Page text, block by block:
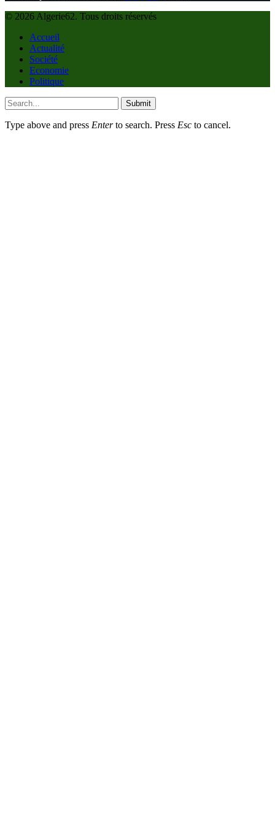
© 2026 Algerie62. Tous droits réservés
Accueil
Actualité
Société
Economie
Politique
Submit
Type above and press Enterto search. Press Esc to cancel.